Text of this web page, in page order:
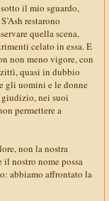
il mio sguardo,
restarono
quella scena,
celato in essa. E
non meno vigore, con
quasi in dubbio
gli uomini e le donne
nei suoi
permettere a
non la nostra
nostro nome possa
abbiamo affrontato la